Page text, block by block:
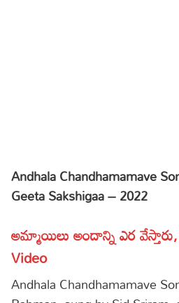
Articles
Facts
Devotional
Christianity
Hinduism
Hindi
Lyrics in Hindi –
Tamil
Andhala Chandhamamave
Geeta Sakshigaa – 2022
అమ్మాయిలు అందాన్ని ఎర
Video
Andhala Chandhamamave